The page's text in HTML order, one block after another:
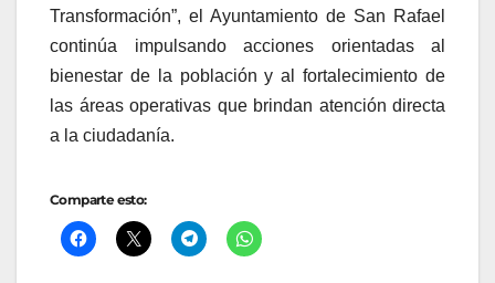
Transformación”, el Ayuntamiento de San Rafael
continúa impulsando acciones orientadas al
bienestar de la población y al fortalecimiento de
las áreas operativas que brindan atención directa
a la ciudadanía.
Comparte esto: